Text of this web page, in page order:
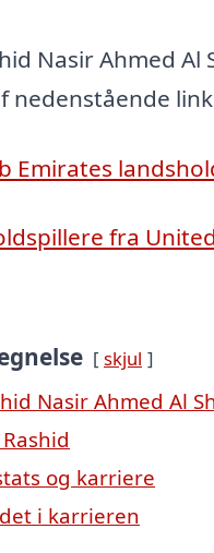
Nasir Ahmed
nedenstående
Emirates
fra
skjul
Nasir Ahmed Al
og karriere
i karrieren